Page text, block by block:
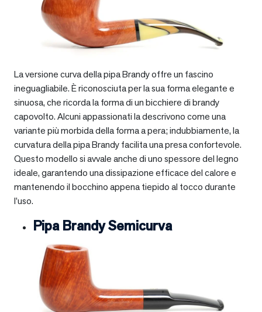
La versione curva della pipa Brandy offre un fascino
ineguagliabile. È riconosciuta per la sua forma elegante e
sinuosa, che ricorda la forma di un bicchiere di brandy
capovolto. Alcuni appassionati la descrivono come una
variante più morbida della forma a pera; indubbiamente, la
curvatura della pipa Brandy facilita una presa confortevole.
Questo modello si avvale anche di uno spessore del legno
ideale, garantendo una dissipazione efficace del calore e
mantenendo il bocchino appena tiepido al tocco durante
l’uso.
Pipa Brandy Semicurva